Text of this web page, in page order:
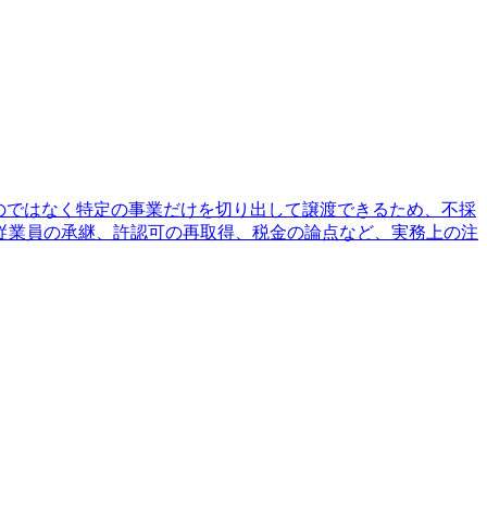
はなく特定の事業だけを切り出して譲渡できるため、不採
員の承継、許認可の再取得、税金の論点など、実務上の注